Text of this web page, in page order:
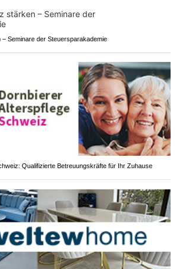
Seminare der Steuersparakademie
Qualifizierte Betreuungskräfte für Ihr Zuhause